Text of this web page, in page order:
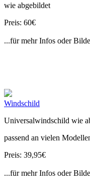
wie abgebildet
Preis: 60€
...für mehr Infos oder
Windschild
Universalwindschild wie
passend an vielen
Preis: 39,95€
...für mehr Infos oder